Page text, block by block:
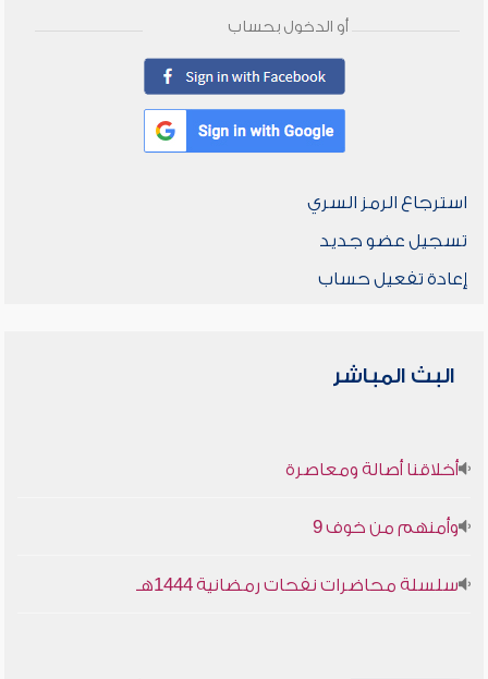
أو الدخول بحساب
استرجاع الرمز السري
تسجيل عضو جديد
إعادة تفعيل حساب
البث المباشر
أخلاقنا أصالة ومعاصرة
وأمنهم من خوف 9
سلسلة محاضرات نفحات رمضانية 1444هـ